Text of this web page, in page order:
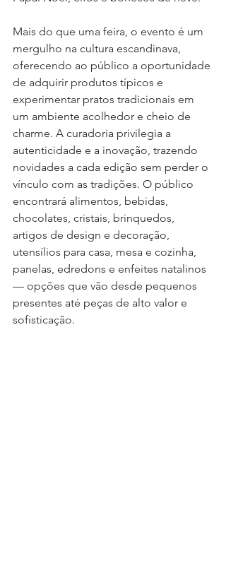
Mais do que uma feira, o evento é um
mergulho na cultura escandinava,
oferecendo ao público a oportunidade
de adquirir produtos típicos e
experimentar pratos tradicionais em
um ambiente acolhedor e cheio de
charme. A curadoria privilegia a
autenticidade e a inovação, trazendo
novidades a cada edição sem perder o
vínculo com as tradições. O público
encontrará alimentos, bebidas,
chocolates, cristais, brinquedos,
artigos de design e decoração,
utensílios para casa, mesa e cozinha,
panelas, edredons e enfeites natalinos
— opções que vão desde pequenos
presentes até peças de alto valor e
sofisticação.